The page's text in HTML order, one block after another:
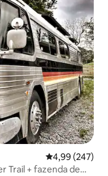
4,99 de uma
4,99 (247)
Trail + fazenda de